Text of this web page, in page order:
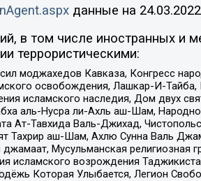
данные на 24.03.2022
в том числе иностранных и
террористическими:
моджахедов Кавказа, Конгресс
освобождения, Лашкар-И-
исламского наследия, Дом двух
аль-Нусра ли-Ахль аш-Шам,
Ат-Тавхида Валь-Джихад,
Тахрир аш-Шам, Ахлю Сунна Валь
Мусульманская религиозная
исламского возрождения
Которая Улыбается, Легион